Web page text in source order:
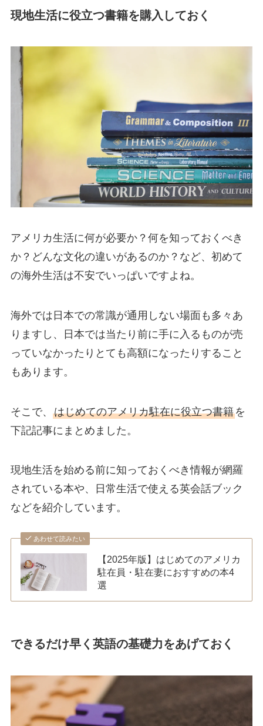
現地生活に役立つ書籍を購入しておく
アメリカ生活に何が必要か？何を知っておくべき
か？どんな文化の違いがあるのか？など、初めて
の海外生活は不安でいっぱいですよね。
海外では日本での常識が通用しない場面も多々あ
りますし、日本では当たり前に手に入るものが売
っていなかったりとても高額になったりすること
もあります。
そこで、 はじめてのアメリカ駐在に役立つ書籍を
下記記事にまとめました。
現地生活を始める前に知っておくべき情報が網羅
されている本や、日常生活で使える英会話ブック
などを紹介しています。
あわせて読みたい
【2025年版】はじめてのアメリカ
駐在員・駐在妻におすすめの本4
選
できるだけ早く英語の基礎力をあげておく